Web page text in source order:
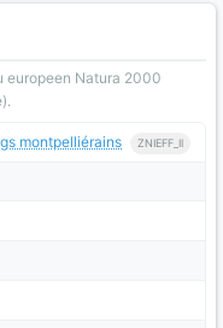
europeen Natura 2000
montpelliérains ZNIEFF_II